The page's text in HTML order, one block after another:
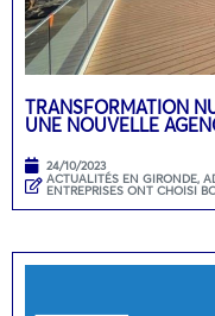
TRANSFORMATION
UNE NOUVELLE
24/10/2023
ACTUALITÉS EN GIRONDE,
ENTREPRISES ONT CHOISI